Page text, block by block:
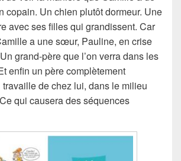
copain. Un chien plutôt dormeur. Une
avec ses filles qui grandissent. Car
a une sœur, Pauline, en crise
grand-père que l’on verra dans les
enfin un père complètement
de chez lui, dans le milieu
qui causera des séquences